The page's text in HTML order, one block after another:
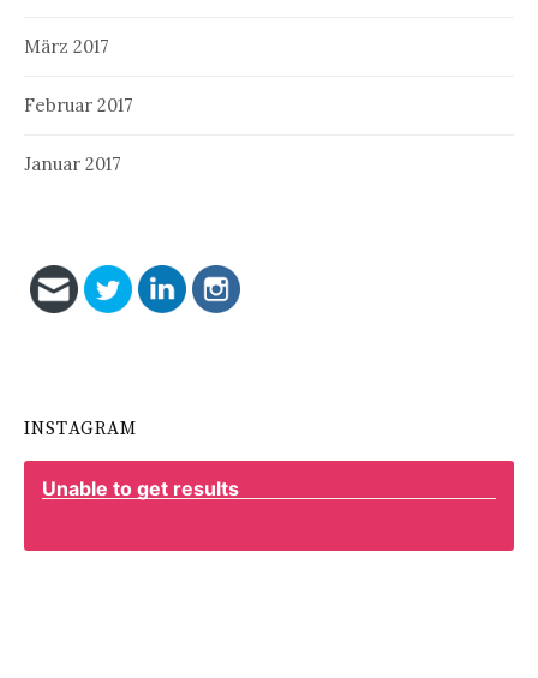
März 2017
Februar 2017
Januar 2017
INSTAGRAM
Unable to get results